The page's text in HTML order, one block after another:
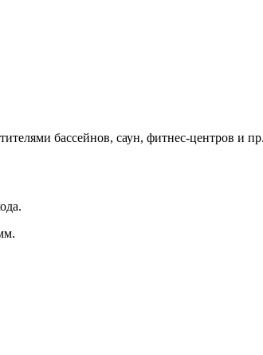
бассейнов, саун, фитнес-центров и